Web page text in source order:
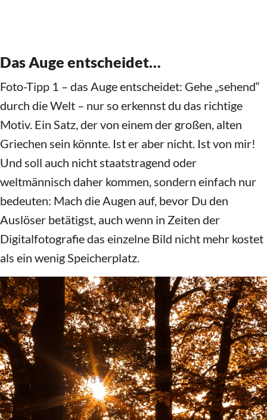
weltmännisch daher kommen, sondern einfach nur
bedeuten: Mach die Augen auf, bevor Du den
Auslöser betätigst, auch wenn in Zeiten der
Digitalfotografie das einzelne Bild nicht mehr kostet
Wildes Drauflos-Knipsen bringt dich nicht vorwärts
beim Fotografieren. Zuviel Zurückhaltung zwar auch
nicht, doch Bilder machen mit Hirn UND Bauch, ist
einfach im Ergebnis erfolgreicher.
Der Baum, dessen Blätter sich im Herbst verfärben.
Die Sonne, die durch eine Astgabel blitzt und
eigentlich wegen des Gegenlichts schlecht bis gar
nicht zu fotografieren ist. Die Spiegelung des
Himmels in einer Straßenpfütze – all das sind
Szenerien, die es lohnen, genauer betrachtet und in
Die durch Äste blitzende Sonne…